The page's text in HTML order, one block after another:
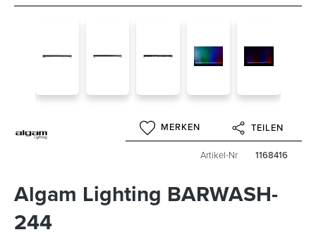
MERKEN TEILEN
Artikel-Nr 1168416
Algam Lighting BARWASH-
244